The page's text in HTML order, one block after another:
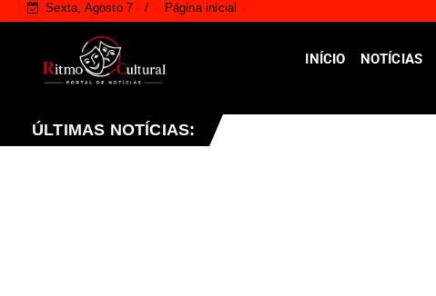
Sexta, Agosto 7 Página inicial
INÍCIO NOTÍCIAS
ÚLTIMAS NOTÍCIAS:
penalidades para vandalismo contra patrimônio público